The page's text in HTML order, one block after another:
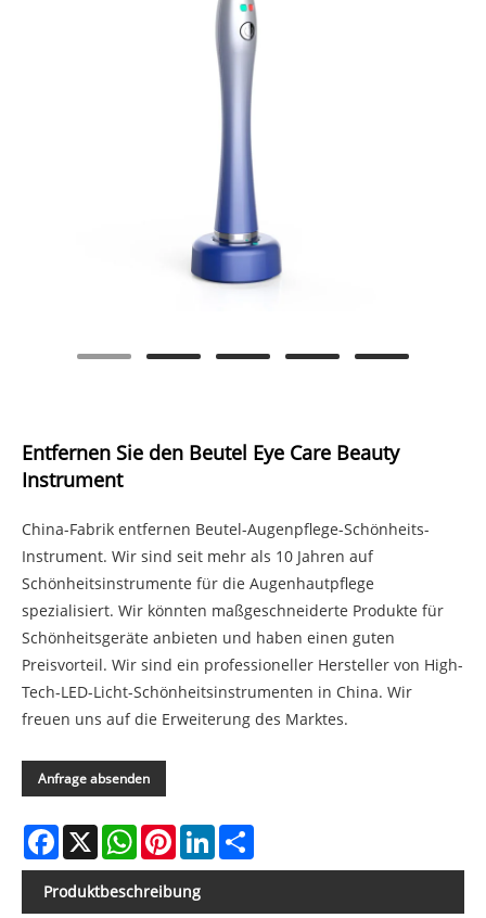
Entfernen Sie den Beutel Eye Care Beauty
Instrument
China-Fabrik entfernen Beutel-Augenpflege-Schönheits-
Instrument. Wir sind seit mehr als 10 Jahren auf
Schönheitsinstrumente für die Augenhautpflege
spezialisiert. Wir könnten maßgeschneiderte Produkte für
Schönheitsgeräte anbieten und haben einen guten
Preisvorteil. Wir sind ein professioneller Hersteller von High-
Tech-LED-Licht-Schönheitsinstrumenten in China. Wir
freuen uns auf die Erweiterung des Marktes.
Anfrage absenden
Facebook
X WhatsAppPinterestLinkedIn
Produktbeschreibung